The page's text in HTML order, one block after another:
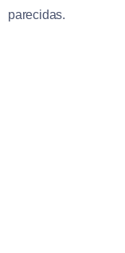
parecidas.